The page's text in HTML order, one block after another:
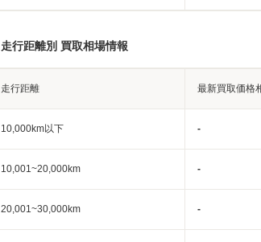
走行距離別 買取相場情報
走行距離 最新買取価格
10,000km以下 -
10,001~20,000km -
20,001~30,000km -